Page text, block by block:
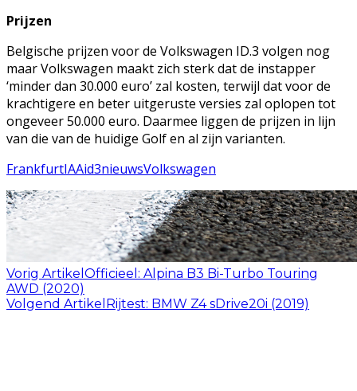
Prijzen
Belgische prijzen voor de Volkswagen ID.3 volgen nog
maar Volkswagen maakt zich sterk dat de instapper
‘minder dan 30.000 euro’ zal kosten, terwijl dat voor de
krachtigere en beter uitgeruste versies zal oplopen tot
ongeveer 50.000 euro. Daarmee liggen de prijzen in lijn
van die van de huidige Golf en al zijn varianten.
FrankfurtIAAid3nieuwsVolkswagen
Vorig Artikel Officieel: Alpina B3 Bi-Turbo Touring
AWD (2020)
Volgend Artikel Rijtest: BMW Z4 sDrive20i (2019)